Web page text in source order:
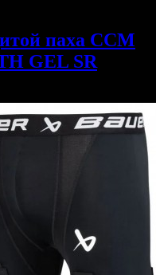
паха CCM
GEL SR